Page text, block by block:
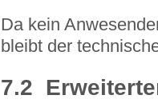
Da kein
bleibt der
7.2